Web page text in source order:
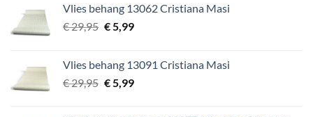
Vlies behang 13062 Cristiana Masi
€29,95 Oorspronkelijke
€ 29,95.
€5,99Huidige
€ 5,99.
Vlies behang 13091 Cristiana Masi
€29,95 Oorspronkelijke
€5,99Huidige